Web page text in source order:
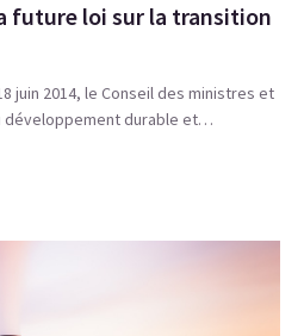
future loi sur la transition
juin 2014, le Conseil des ministres et
développement durable et…